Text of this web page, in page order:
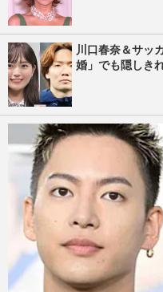
川口春奈＆サッ
婚」でも隠しき